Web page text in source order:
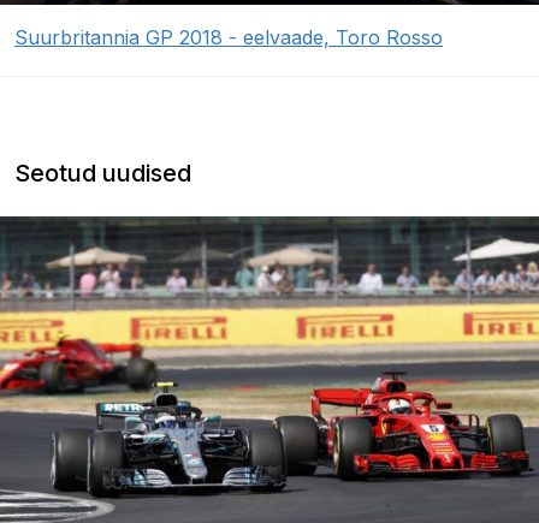
Suurbritannia GP 2018 - eelvaade, Toro Rosso
Seotud uudised